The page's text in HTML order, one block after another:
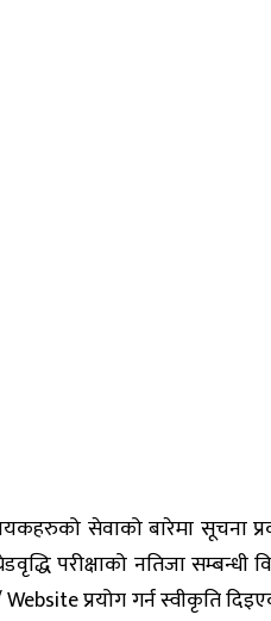
सेवाको बारेमा सूचना
परीक्षाको नतिजा सम्बन्धी
प्रयोग गर्न स्वीकृति